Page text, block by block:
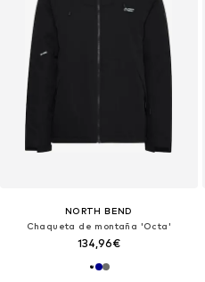
NORTH BEND
Chaqueta de montaña 'Octa'
134,96€